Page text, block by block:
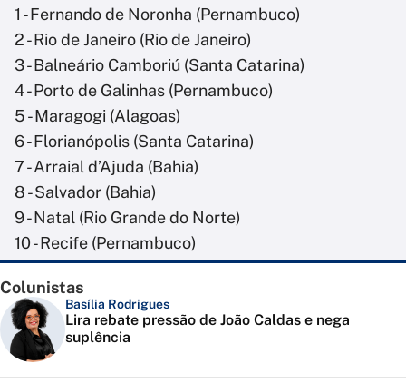
1 - Fernando de Noronha (Pernambuco)
2 - Rio de Janeiro (Rio de Janeiro)
3 - Balneário Camboriú (Santa Catarina)
4 - Porto de Galinhas (Pernambuco)
5 - Maragogi (Alagoas)
6 - Florianópolis (Santa Catarina)
7 - Arraial d’Ajuda (Bahia)
8 - Salvador (Bahia)
9 - Natal (Rio Grande do Norte)
10 - Recife (Pernambuco)
Colunistas
Basília Rodrigues
Lira rebate pressão de João Caldas e nega
suplência